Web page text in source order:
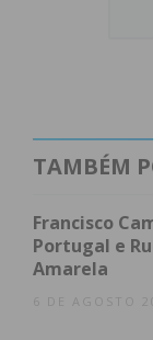
Os
Os cinco
o passaporte
de erro é
TAMBÉM
Francisco
Portugal e
Amarela
6 DE AGOSTO